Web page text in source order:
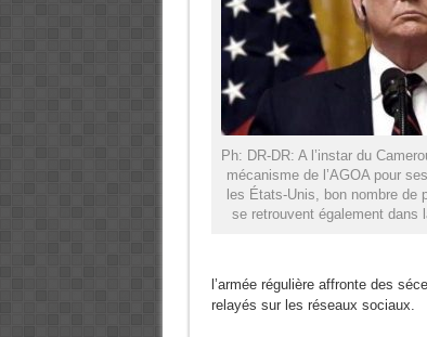
Ph: DR-DR: A l’instar du
mécanisme de l’AGOA pour
les États-Unis, bon nombre de
se retrouvent également dans
l’armée régulière affronte des
relayés sur les réseaux sociaux.